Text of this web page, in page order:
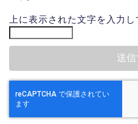
上に表示された文字を入力し